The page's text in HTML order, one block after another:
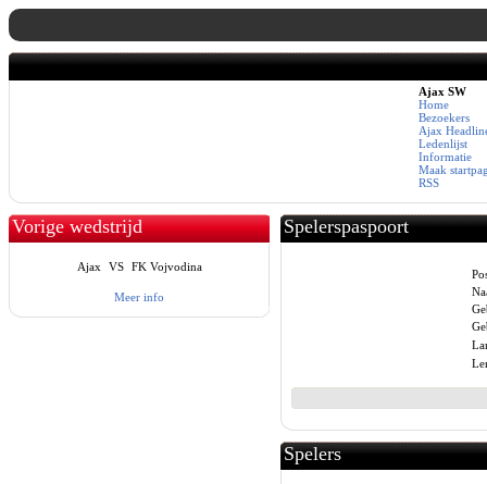
Ajax SW
Home
Bezoekers
Ajax
Ledenlijst
Informatie
Maak
RSS
Vorige wedstrijd
Ajax VS FK Vojvodina
Meer info
Spelerspaspoort
Spelers